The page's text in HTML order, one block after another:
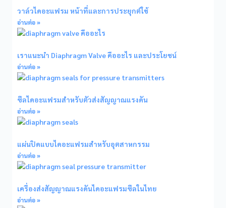
วาล์วไดอะแฟรม หน้าที่และการประยุกต์ใช้
อ่านต่อ »
เราแนะนำ Diaphragm Valve คืออะไร และประโยชน์
อ่านต่อ »
ซีลไดอะแฟรมสำหรับตัวส่งสัญญาณแรงดัน
อ่านต่อ »
แผ่นปิดแบบไดอะแฟรมสำหรับอุตสาหกรรม
อ่านต่อ »
เครื่องส่งสัญญาณแรงดันไดอะแฟรมซีลในไทย
อ่านต่อ »